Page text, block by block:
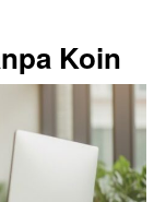
Koin